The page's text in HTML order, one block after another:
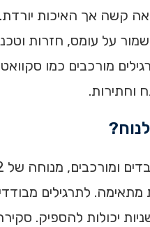
קשה אך האיכות
על עומס, חזרות
מורכבים כמו
וחתירות.
מתאימה. לתרגילים
– 120 שניות יכולות להספיק.